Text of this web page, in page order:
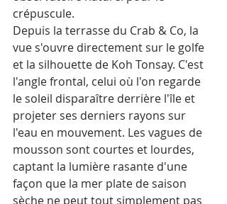
crépuscule.
Depuis la terrasse du Crab & Co, la
vue s'ouvre directement sur le golfe
et la silhouette de Koh Tonsay. C'est
l'angle frontal, celui où l'on regarde
le soleil disparaître derrière l'île et
projeter ses derniers rayons sur
l'eau en mouvement. Les vagues de
mousson sont courtes et lourdes,
captant la lumière rasante d'une
façon que la mer plate de saison
sèche ne peut tout simplement pas